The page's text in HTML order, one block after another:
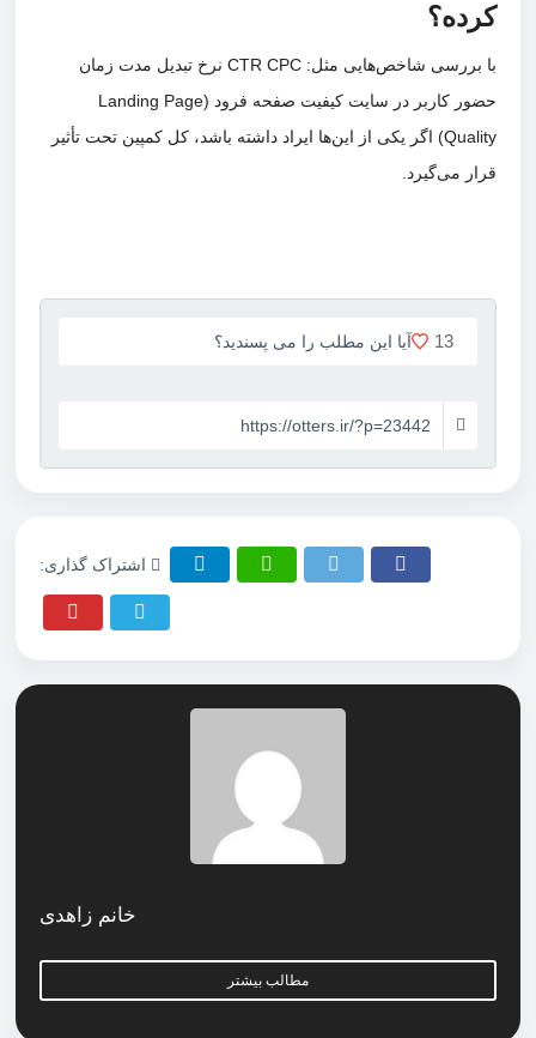
کرده؟
با بررسی شاخص‌هایی مثل: CTR CPC نرخ تبدیل مدت زمان
حضور کاربر در سایت کیفیت صفحه فرود (Landing Page
Quality) اگر یکی از این‌ها ایراد داشته باشد، کل کمپین تحت تأثیر
قرار می‌گیرد.
آیا این مطلب را می پسندید؟ 13
https://otters.ir/?p=23442
اشتراک گذاری:
خانم زاهدی
مطالب بیشتر